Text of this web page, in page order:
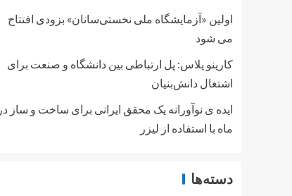
اولین «آزمایشگاه ملی نخستی‌سانان» بزودی افتتاح
می شود
کارینو پلاس: پل ارتباطی بین دانشگاه و صنعت برای
اشتغال دانش‌بنیان
ایده ی نوآورانه یک محقق ایرانی برای ساخت و ساز در
ماه با استفاده از لیزر
دسته‌ها